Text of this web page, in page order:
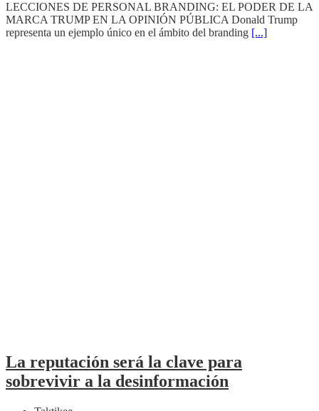
LECCIONES DE PERSONAL BRANDING: EL PODER DE LA
MARCA TRUMP EN LA OPINIÓN PÚBLICA Donald Trump
representa un ejemplo único en el ámbito del branding [...]
La reputación será la clave para
sobrevivir a la desinformación